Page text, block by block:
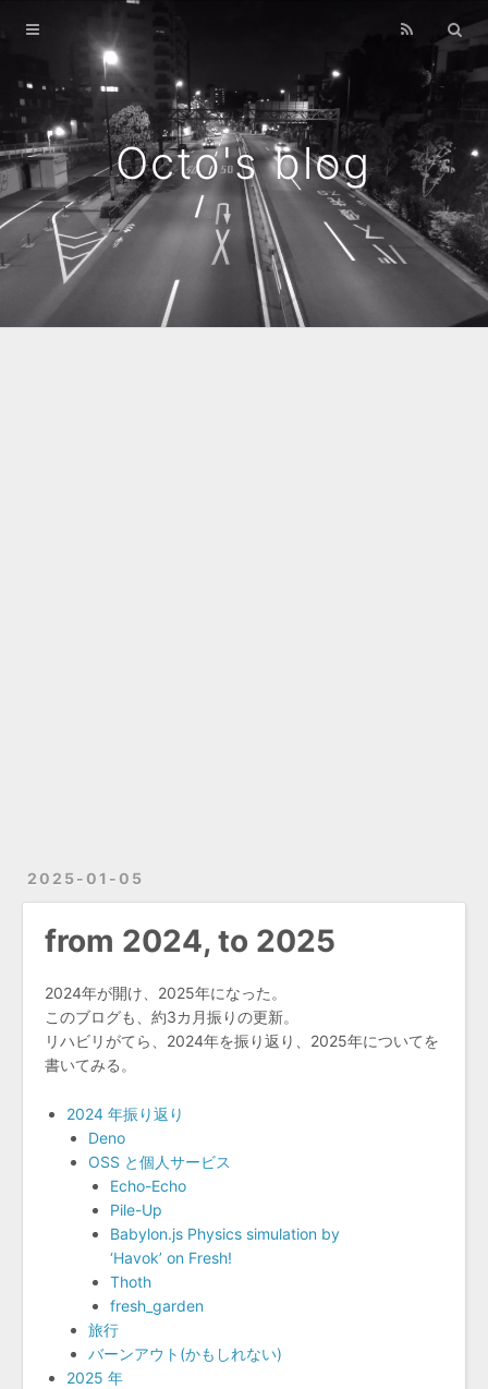
Octo's blog
2025-01-05
from 2024, to 2025
2024年が開け、2025年になった。
このブログも、約3カ月振りの更新。
リハビリがてら、2024年を振り返り、2025年についてを
書いてみる。
2024 年振り返り
Deno
OSS と個人サービス
Echo-Echo
Pile-Up
Babylon.js Physics simulation by
‘Havok’ on Fresh!
Thoth
fresh_garden
旅行
バーンアウト(かもしれない)
2025 年
Home
Archives